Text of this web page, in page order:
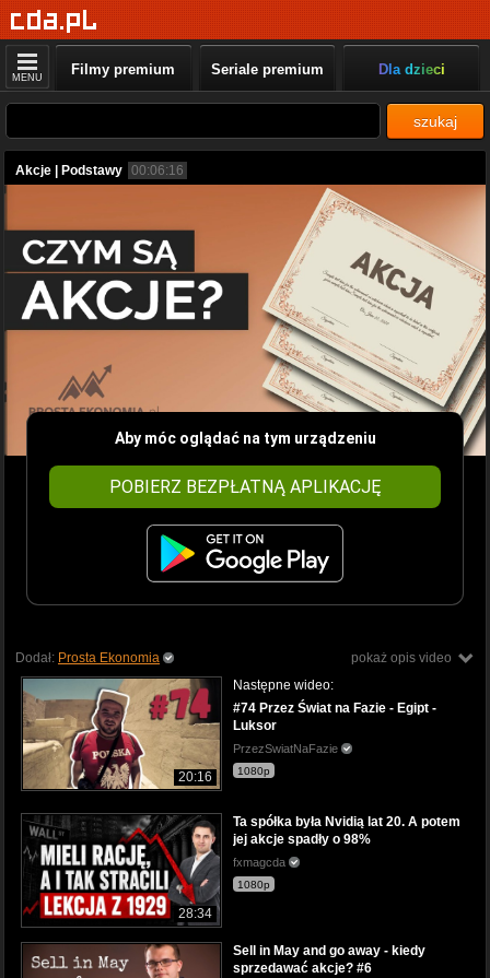
MENU Filmy premium Seriale premium Dla dzieci
szukaj
Akcje | Podstawy 00:06:16
Aby móc oglądać na tym urządzeniu
POBIERZ BEZPŁATNĄ APLIKACJĘ
pokaż opis video
Dodał: Prosta Ekonomia
20:16
Następne wideo:
#74 Przez Świat na Fazie - Egipt -
Luksor
PrzezSwiatNaFazie
1080p
28:34
Ta spółka była Nvidią lat 20. A potem
jej akcje spadły o 98%
fxmagcda
1080p
Sell in May and go away - kiedy
sprzedawać akcje? #6